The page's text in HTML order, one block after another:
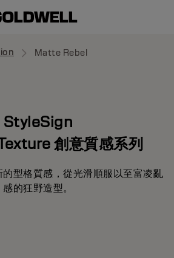
Matte Rebel
StyleSign
創意質感系列
型格質感，從光滑順服以至富凌亂
感的狂野造型。